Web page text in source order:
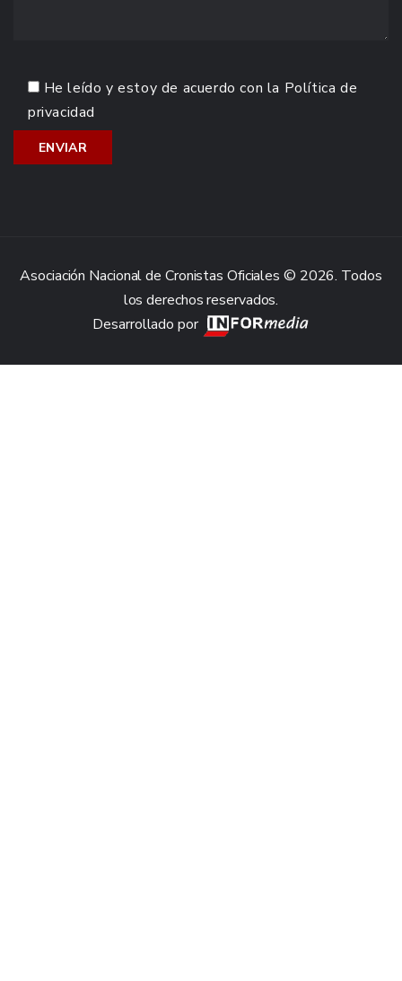
He leído y estoy de acuerdo con la Política de
privacidad
Asociación Nacional de Cronistas Oficiales © 2026. Todos
los derechos reservados.
Desarrollado por